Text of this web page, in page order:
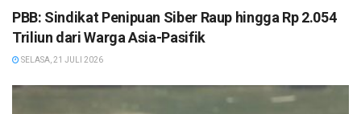
PBB: Sindikat Penipuan Siber Raup hingga Rp 2.054
Triliun dari Warga Asia-Pasifik
SELASA, 21 JULI 2026